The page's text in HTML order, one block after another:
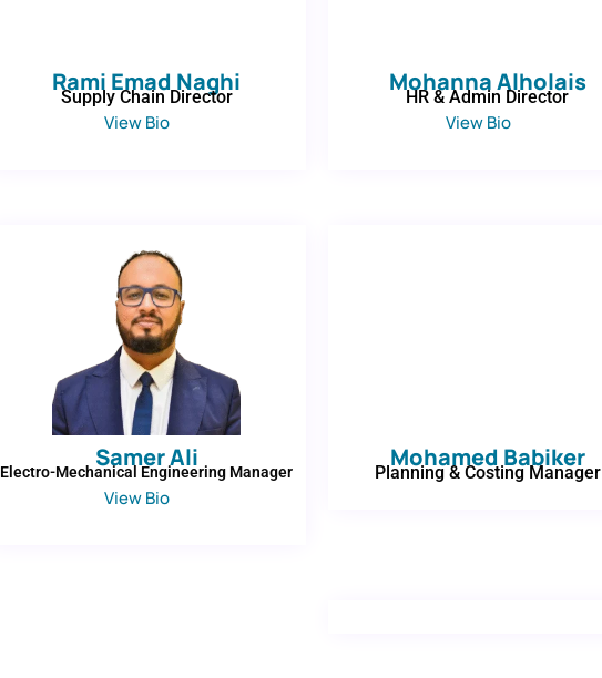
Mohanna Alholais
HR & Admin Director
View Bio
Rami Emad Naghi
Supply Chain Director
View Bio
Mohamed Babiker
Planning & Costing Manager
Samer Ali
Electro-Mechanical Engineering Manager
View Bio